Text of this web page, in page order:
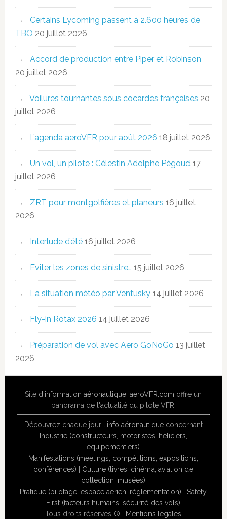
Certains Lycoming passent à 2.600 heures de
TBO 20 juillet 2026
Accord de production entre Piper et Robinson
20 juillet 2026
Voilures tournantes sous cocardes françaises 20
juillet 2026
L’agenda aeroVFR pour août 2026 18 juillet 2026
Un vol, un pilote : Célestin Adolphe Pégoud 17
juillet 2026
ZRT pour montgolfières et planeurs 16 juillet
2026
Interlude d’été 16 juillet 2026
Eviter les zones de sinistre… 15 juillet 2026
La situation météo par Ventusky 14 juillet 2026
Fly-in Rotax 2026 14 juillet 2026
Préparation de vol avec Aero GoNoGo 13 juillet
2026
Site d'information aéronautique,aeroVFR.com offre un
panorama de l'actualité du pilote VFR.
Découvrez chaque jour l'info aéronautiqueconcernant
Industrie (constructeurs, motoristes, héliciers,
équipementiers)
Manifestations (meetings, compétitions, expositions,
conférences)
Culture (livres, cinéma, aviation de
collection, musées)
Pratique (pilotage, espace aérien, réglementation) |Safety
First (facteurs humains, sécurité des vols)
Tous droits réservés ® | Mentions légales